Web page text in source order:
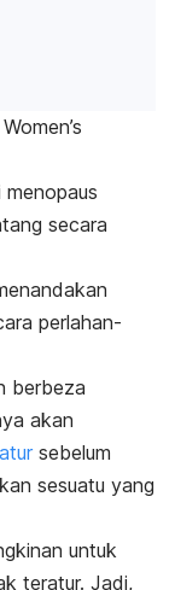
secara
perlahan-
berbeza
akan
sebelum
sesuatu yang
untuk
teratur. Jadi,